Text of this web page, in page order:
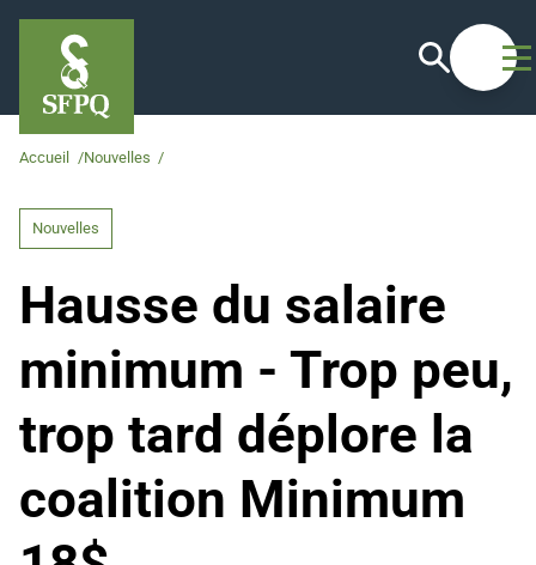
Recherche
Accueil /Nouvelles /
Nouvelles
Hausse du salaire
minimum - Trop peu,
trop tard déplore la
coalition Minimum